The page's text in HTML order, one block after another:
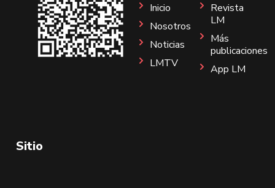
Sitio
Inicio
Nosotros
Noticias
LMTV
Revista
LM
Más
publicaciones
App LM